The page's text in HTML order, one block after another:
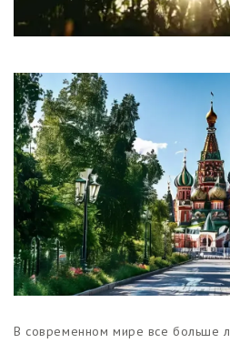
CBD
Красота и гигиена
CBD для
Какао и
Магазины
В современном мире все больше